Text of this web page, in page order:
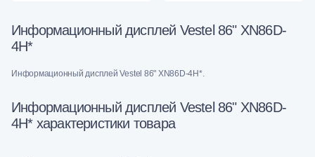
Информационный дисплей Vestel 86" XN86D-
4H*
Информационный дисплей Vestel 86" XN86D-4H*.
Информационный дисплей Vestel 86" XN86D-
4H* характеристики товара